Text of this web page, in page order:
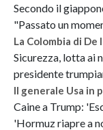
Secondo il
"Passato un
La Colombia di
Sicurezza, lotta ai
presidente
Il generale Usa in
Caine a Trump:
'Hormuz riapre a